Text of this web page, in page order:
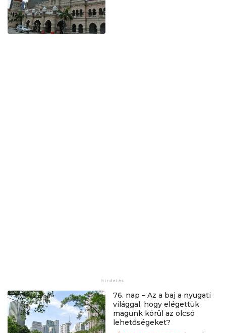
76. nap – Az a baj a nyugati
világgal, hogy elégettük
magunk körül az olcsó
lehetőségeket?